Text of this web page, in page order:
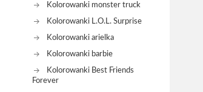
Kolorowanki monster truck
Kolorowanki L.O.L. Surprise
Kolorowanki arielka
Kolorowanki barbie
Kolorowanki Best Friends
Forever